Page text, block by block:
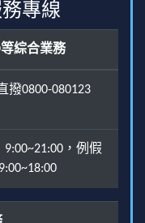
專線
綜合業務
撥0800-080123
，例假